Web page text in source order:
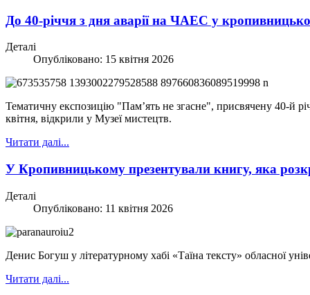
До 40-річчя з дня аварії на ЧАЕС у
Деталі
Опубліковано: 15 квітня 2026
Тематичну експозицію "Пам’ять не згасне", присвячену 40-й
квітня, відкрили у Музеї мистецтв.
Читати далі...
У Кропивницькому презентували книгу, яка
Деталі
Опубліковано: 11 квітня 2026
Денис Богуш у літературному хабі «Таїна тексту» обласної
Читати далі...